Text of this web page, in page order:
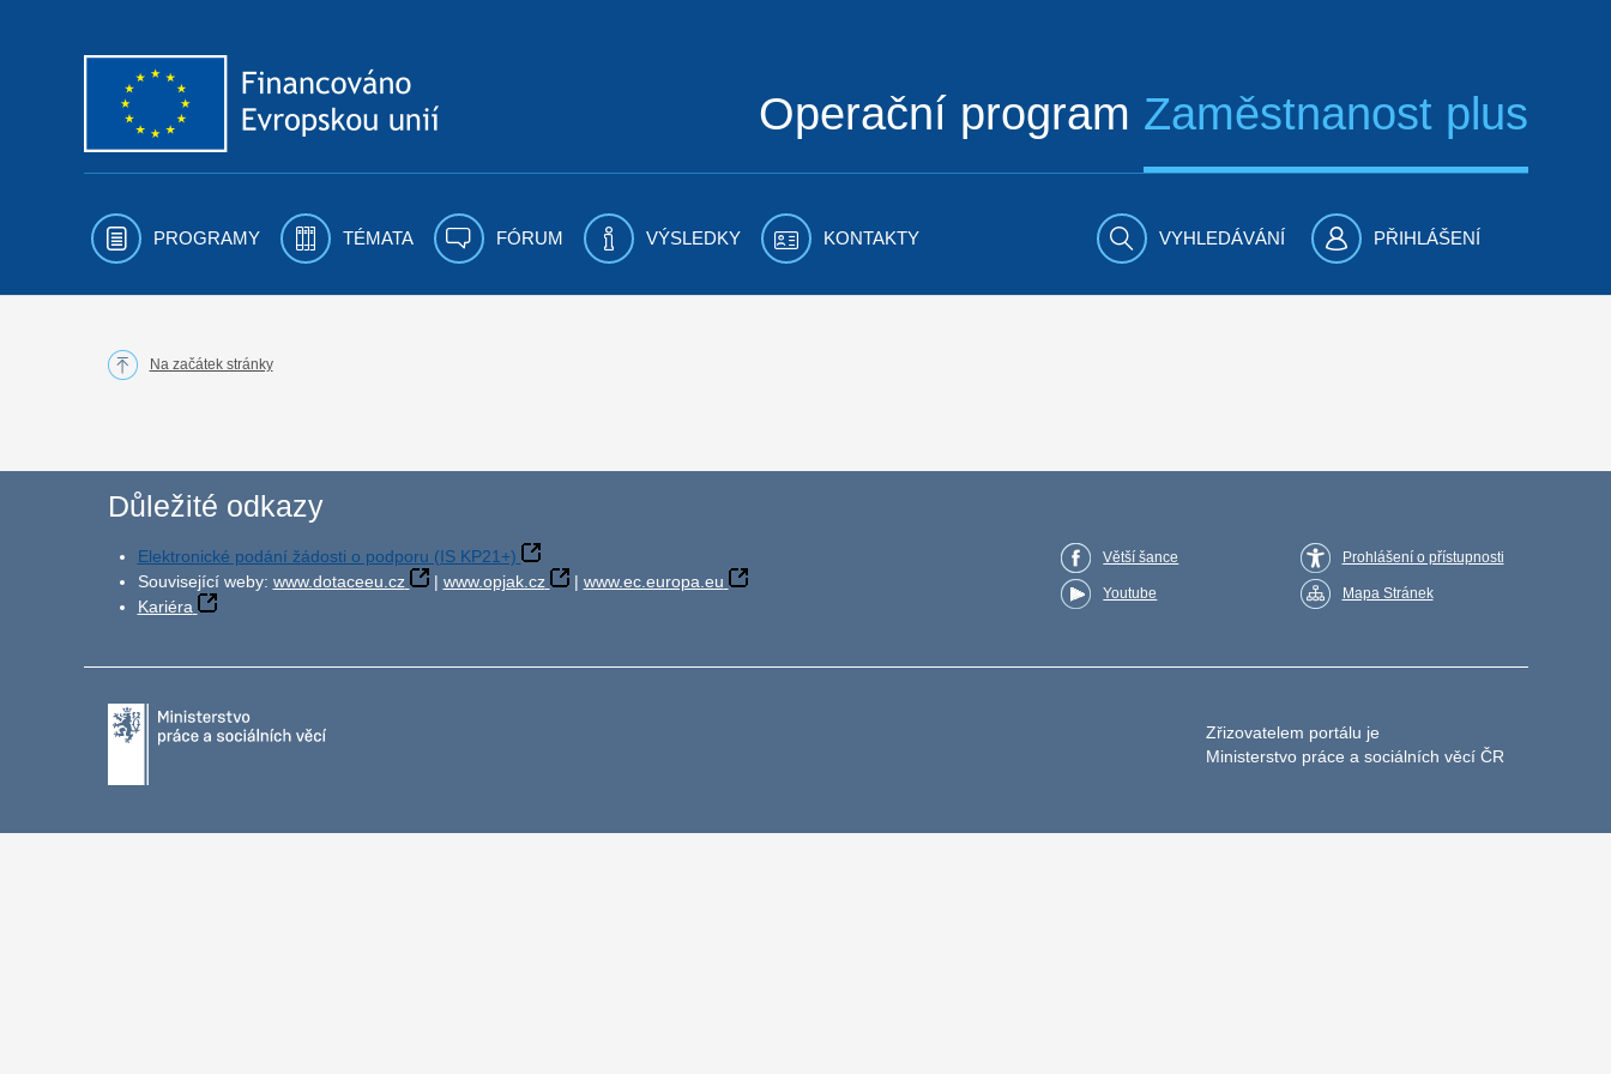
Operační program Zaměstnanost plus
PROGRAMY TÉMATA FÓRUM VÝSLEDKY KONTAKTY VYHLEDÁVÁNÍ PŘIHLÁŠENÍ
Na začátek stránky
Důležité odkazy
Elektronické podání žádosti o podporu (IS KP21+)
Související weby: www.dotaceeu.cz | www.opjak.cz | www.ec.europa.eu
Kariéra
Větší šance
Youtube
Prohlášení o přístupnosti
Mapa Stránek
Zřizovatelem portálu je
Ministerstvo práce a sociálních věcí ČR